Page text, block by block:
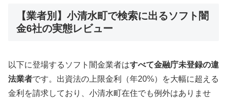
【業者別】小清水町で検索に出るソフト闇
金6社の実態レビュー
以下に登場するソフト闇金業者はすべて金融庁未登録の違
法業者です。出資法の上限金利（年20%）を大幅に超える
金利を請求しており、小清水町在住でも例外はありませ